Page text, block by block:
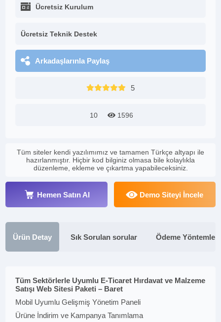
Ücretsiz Kurulum
Ücretsiz Teknik Destek
Arkadaşlarınla Paylaş
5
10 1596
Tüm siteler kendi yazılımımız ve tamamen Türkçe altyapı ile
hazırlanmıştır. Hiçbir kod bilginiz olmasa bile kolaylıkla
düzenleme, ekleme ve çıkartma yapabileceksiniz.
Hemen Satın Al Demo Siteyi İncele
Ürün Detay Sık Sorulan sorular Ödeme Yöntemleri
Tüm Sektörlerle Uyumlu E-Ticaret Hırdavat ve Malzeme
Satışı Web Sitesi Paketi – Baret
Mobil Uyumlu Gelişmiş Yönetim Paneli
Ürüne İndirim ve Kampanya Tanımlama